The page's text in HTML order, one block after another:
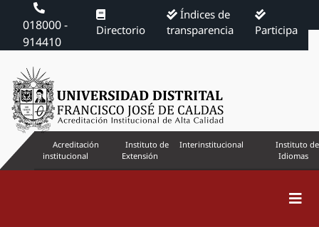
018000 -
914410
Directorio
Índices de
transparencia
Participa
Acreditación
institucional
Instituto de
Extensión
Interinstitucional
Instituto de
Idiomas